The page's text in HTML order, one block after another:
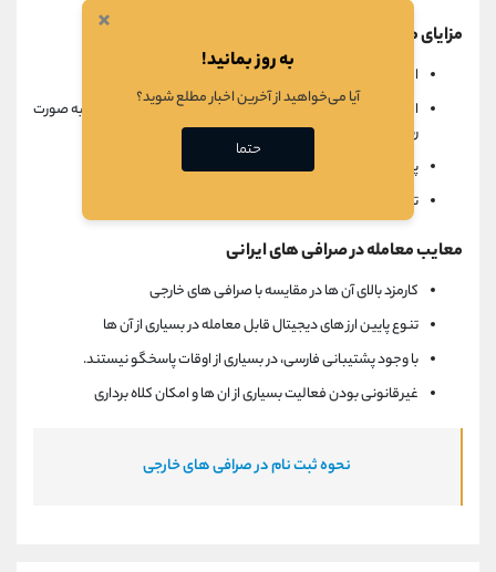
مزایای معامله در صرافی ایرانی
امکان واریز و برداشت ریال به سادگی
امکان خرید و فروش ارزهای محبوب مانند بیت کوین و اتریوم به صورت
ریالی
پشتیبانی به زبان فارسی
تنوع ارزهای قابل معامله در برخی از آن ها
معایب معامله در صرافی های ایرانی
کارمزد بالای آن ها در مقایسه با صرافی های خارجی
تنوع پایین ارز های دیجیتال قابل معامله در بسیاری از آن ها
با وجود پشتیبانی فارسی، در بسیاری از اوقات پاسخگو نیستند.
غیرقانونی بودن فعالیت بسیاری از ان ها و امکان کلاه برداری
نحوه ثبت نام در صرافی های خارجی
×
به روز بمانید!
آیا می‌خواهید از آخرین اخبار مطلع شوید؟
حتما